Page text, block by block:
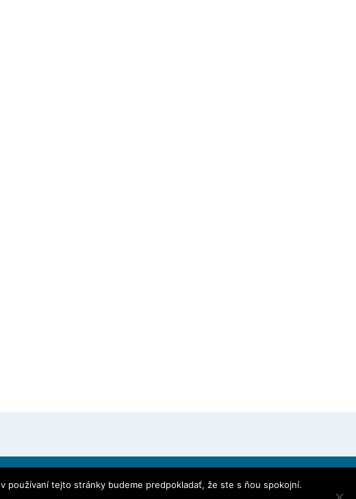
Facebook e-mail GDPR – OCHRANA OSOBNÝCH ÚDAJOV
používaní tejto stránky budeme predpokladať, že ste s ňou spokojní.